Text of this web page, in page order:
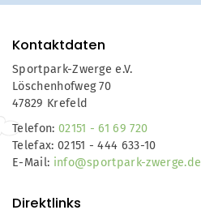
Kontaktdaten
Sportpark-Zwerge e.V.
Löschenhofweg 70
47829 Krefeld
Telefon: 02151 - 61 69 720
Telefax: 02151 - 444 633-10
E-Mail: info@sportpark-zwerge.de
Direktlinks